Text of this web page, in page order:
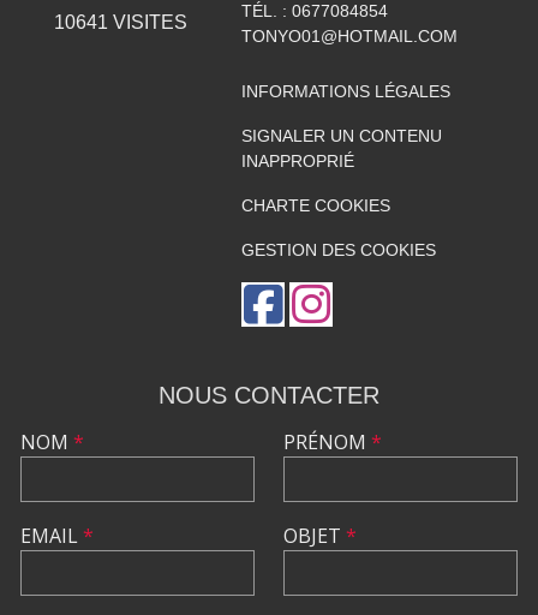
10641 VISITES
TÉL. : 0677084854
TONYO01@HOTMAIL.COM
INFORMATIONS LÉGALES
SIGNALER UN CONTENU
INAPPROPRIÉ
CHARTE COOKIES
GESTION DES COOKIES
NOUS CONTACTER
NOM *
EMAIL*
PRÉNOM *
OBJET *